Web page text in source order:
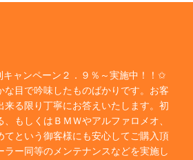
ャンペーン２．９％～実施中！！✩
な目で吟味したものばかりです。お客
来る限り丁寧にお答えいたします。初
もしくはＢＭＷやアルファロメオ、
てという御客様にも安心してご購入頂
ラー同等のメンテナンスなどを実施し